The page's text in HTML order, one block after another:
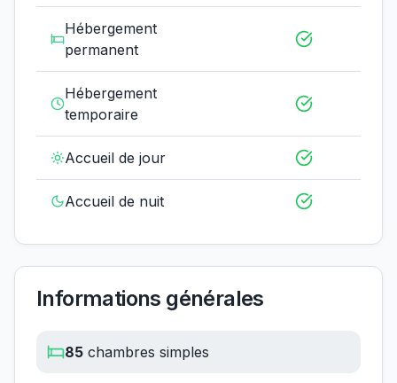
Hébergement
permanent
Hébergement
temporaire
Accueil de jour
Accueil de nuit
Informations générales
85 chambres simples